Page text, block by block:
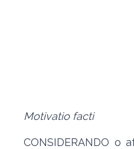
Motivatio facti
CONSIDERANDO